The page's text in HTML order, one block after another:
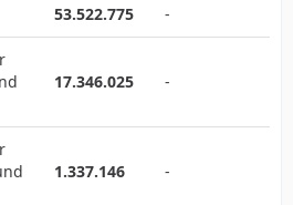
53.522.775 -
17.346.025 -
1.337.146 -